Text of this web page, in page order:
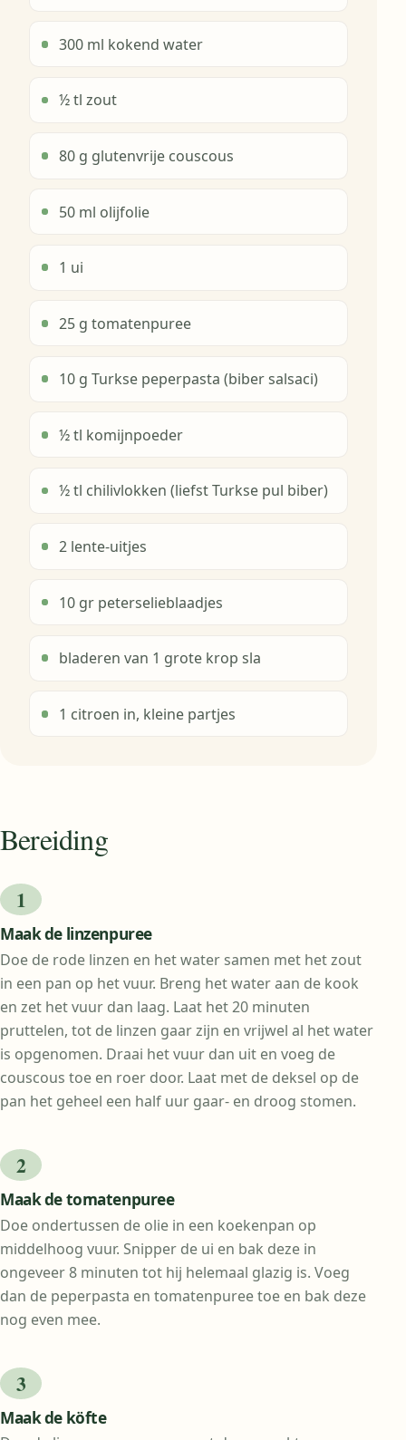
300 ml kokend water
½ tl zout
80 g glutenvrije couscous
50 ml olijfolie
1 ui
25 g tomatenpuree
10 g Turkse peperpasta (biber salsaci)
½ tl komijnpoeder
½ tl chilivlokken (liefst Turkse pul biber)
2 lente-uitjes
10 gr peterselieblaadjes
bladeren van 1 grote krop sla
1 citroen in, kleine partjes
Bereiding
Maak de linzenpuree
Doe de rode linzen en het water samen met het zout
in een pan op het vuur. Breng het water aan de kook
en zet het vuur dan laag. Laat het 20 minuten
pruttelen, tot de linzen gaar zijn en vrijwel al het water
is opgenomen. Draai het vuur dan uit en voeg de
couscous toe en roer door. Laat met de deksel op de
pan het geheel een half uur gaar- en droog stomen.
Maak de tomatenpuree
Doe ondertussen de olie in een koekenpan op
middelhoog vuur. Snipper de ui en bak deze in
ongeveer 8 minuten tot hij helemaal glazig is. Voeg
dan de peperpasta en tomatenpuree toe en bak deze
nog even mee.
Maak de köfte